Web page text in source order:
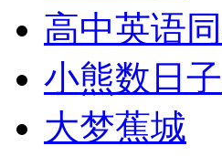
高中英语
小熊数日子
大梦蕉城